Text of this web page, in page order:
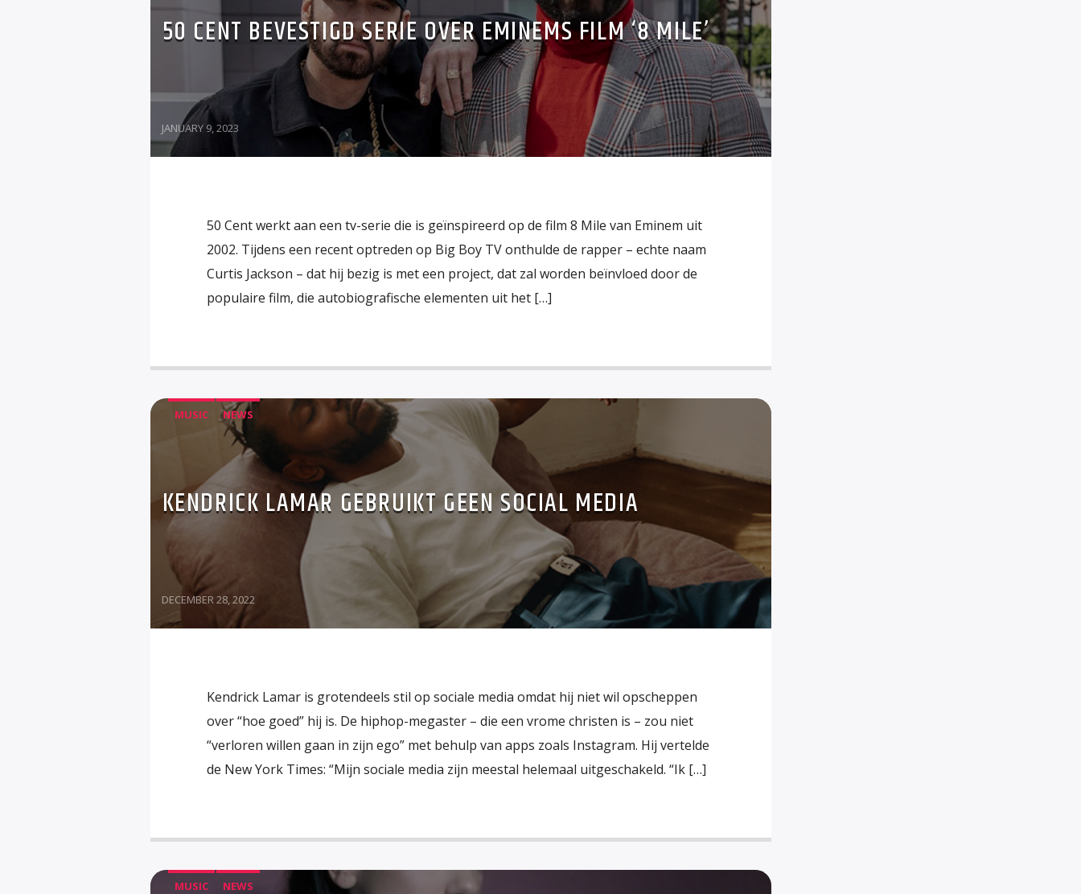
50 CENT BEVESTIGD SERIE OVER EMINEMS FILM ‘8 MILE’
JANUARY 9, 2023
50 Cent werkt aan een tv-serie die is geïnspireerd op de film 8 Mile van Eminem uit
2002. Tijdens een recent optreden op Big Boy TV onthulde de rapper – echte naam
Curtis Jackson – dat hij bezig is met een project, dat zal worden beïnvloed door de
populaire film, die autobiografische elementen uit het […]
MUSIC NEWS
KENDRICK LAMAR GEBRUIKT GEEN SOCIAL MEDIA
DECEMBER 28, 2022
Kendrick Lamar is grotendeels stil op sociale media omdat hij niet wil opscheppen
over “hoe goed” hij is. De hiphop-megaster – die een vrome christen is – zou niet
“verloren willen gaan in zijn ego” met behulp van apps zoals Instagram. Hij vertelde
de New York Times: “Mijn sociale media zijn meestal helemaal uitgeschakeld. “Ik […]
MUSIC NEWS